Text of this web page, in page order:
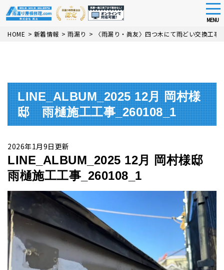
Skip
MENU
HOME > 新着情報 > 雨漏り > 〈雨漏り・眞友〉四つ木にて雨どい交換工事
LINE_ALBUM_2025 12月 岡村様
邸 雨樋施工工事_260108_1
2026年1月9日更新
LINE_ALBUM_2025 12月 岡村様邸
雨樋施工工事_260108_1